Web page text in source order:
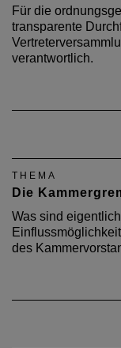
Für die
transparente
verantwortlich.
THEMA
Die
Was sind
des